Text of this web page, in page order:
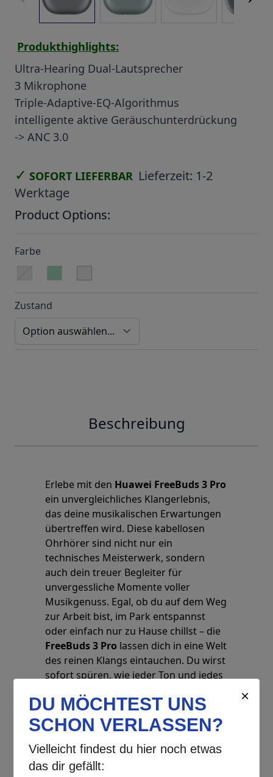
Produkthighlights:
Ultra-Hearing Dual-Lautsprecher
3 Mikrophone
Triple-Adaptive-EQ-Algorithmus
intelligente aktive Geräuschunterdrückung
-> ANC 3.0
✓ SOFORT LIEFERBAR Lieferzeit: 1-2
Werktage
Product Options:
Farbe
Zustand
Beschreibung
Erlebe mit den Huawei FreeBuds 3 Pro
ein unvergleichliches Klangerlebnis,
das deine musikalischen Erwartungen
übertreffen wird. Diese kabellosen
Ohrhörer sind nicht nur ein
technisches Meisterwerk, sondern
auch dein treuer Begleiter für
unvergessliche Momente voller
Musikgenuss. Egal, ob du auf dem Weg
zur Arbeit bist, im Park entspannst
oder einfach nur zu Hause chillst – die
FreeBuds 3 Pro lassen dich in eine Welt
des reinen Klangs eintauchen. Du wirst
sofort spüren, wie jeder Ton und jedes
werden und dir ein Gefühl von Freiheit
und Freude schenken.
Die emotionale Ansprache dieser
Ohrhörer ist unbestreitbar: Stell dir